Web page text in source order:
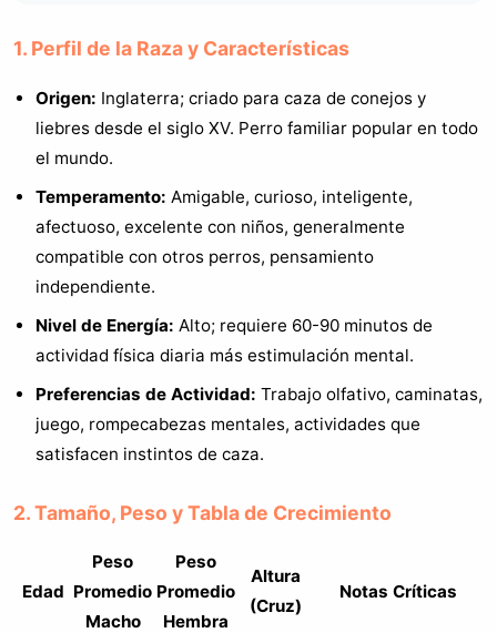
1. Perfil de la Raza y Características
Origen: Inglaterra; criado para caza de conejos y
liebres desde el siglo XV. Perro familiar popular en todo
el mundo.
Temperamento: Amigable, curioso, inteligente,
afectuoso, excelente con niños, generalmente
compatible con otros perros, pensamiento
independiente.
Nivel de Energía: Alto; requiere 60-90 minutos de
actividad física diaria más estimulación mental.
Preferencias de Actividad: Trabajo olfativo, caminatas,
juego, rompecabezas mentales, actividades que
satisfacen instintos de caza.
2. Tamaño, Peso y Tabla de Crecimiento
Edad
Peso
Promedio
Macho
Peso
Promedio
Hembra
Altura
(Cruz)
Notas Críticas